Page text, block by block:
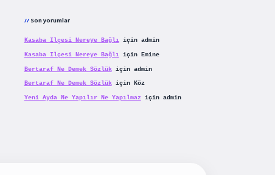
Son yorumlar
Kasaba Ilçesi Nereye Bağlıiçin admin
Kasaba Ilçesi Nereye Bağlıiçin Emine
Bertaraf Ne Demek Sözlükiçin admin
Bertaraf Ne Demek Sözlükiçin Köz
Yeni Ayda Ne Yapılır Ne Yapılmaziçin admin